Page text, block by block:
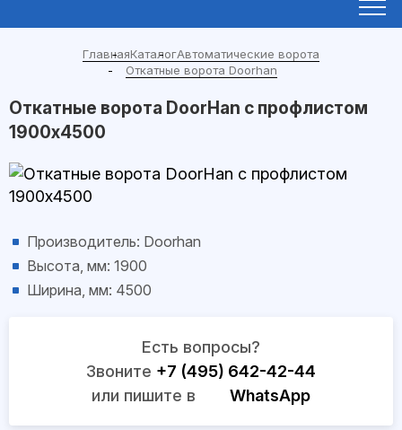
ГлавнаяКаталогАвтоматические ворота
Откатные ворота Doorhan
Откатные ворота DoorHan с профлистом
1900x4500
Производитель: Doorhan
Высота, мм: 1900
Ширина, мм: 4500
Есть вопросы?
Звоните +7 (495) 642-42-44
или пишите в
WhatsApp